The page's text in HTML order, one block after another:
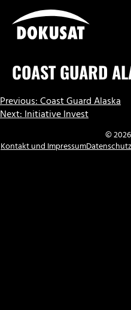
Inhalt
springen
COAST GUARD
Previous:Coast Guard Alaska
Next:Initiative Invest
©
Kontakt und ImpressumDatenschutz